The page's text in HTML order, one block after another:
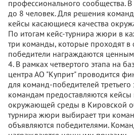
профессионального сообщества.
до 8 человек. Для решения
кейсы касающиеся качества
По итогам кейс-турнира жюри в
три команды, которые проходят
победители награждаются
4. В рамках четвертого этапа на
центра АО "Куприт" проводится
для команд-победителей
командам предоставляются кейсы
окружающей среды в Кировской
турнира жюри выбирает три
объявляются победителями.